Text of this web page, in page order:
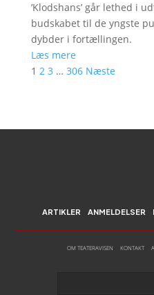
’Klodshans’ går lethed i
budskabet til de yngste
dybder i fortællingen.
Læs mere
1 2 3 … 306 Næste
ARTIKLER ANMELDELSER
OM TEATERAVISEN KONTAKT